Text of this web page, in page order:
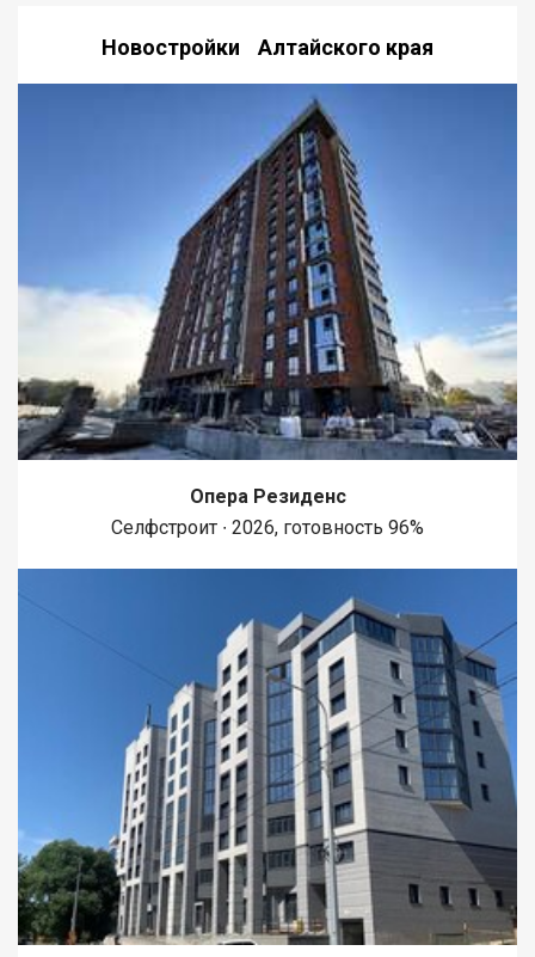
о жизни в тихом и спокойном месте, вдали от городской
создаёт уникальную атмосферу и позволяет наслаждаться
свежим воздухом и красивой природой. В непосредственной
близости от дома расположены все необходимые объекты
инфраструктуры. Также в нескольких минутах ходьбы
находится остановка общественного транспорта, что
позволит быстро и удобно добраться до центра города или
других районов. Дом имеет удобную планировку,
включающую в себя просторную гостиную, кухню, спальню.
Все комнаты светлые и просторные, благодаря большим
окнам, высоким потолкам. Недавно проведены
строительные работы по улучшению состояния дома. Газ
подведен к дому. Водоснабжение и электроснабжение
центральные. Интернет - оптико-волокно. Ввиду того, что с
обратной стороны участка имеется подъезд, возможно его
размежевание на несколько частей. Мы уверены, что этот
дом станет для вас идеальным местом для жизни!
Предметный торг. Возможен обмен на вашу недвижимость.
Возможна продажа в рассрочку. При звонке, пожалуйста,
сообщите номер варианта - JV008022120485.
Новостройки Алтайского края
Опера Резиденс
Селфстроит ∙ 2026, готовность 96%